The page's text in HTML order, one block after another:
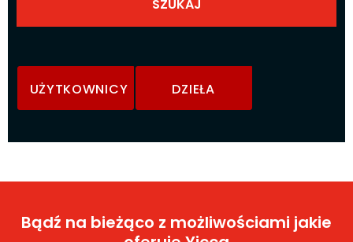
UŻYTKOWNICY DZIEŁA
Bądź na bieżąco z możliwościami jakie